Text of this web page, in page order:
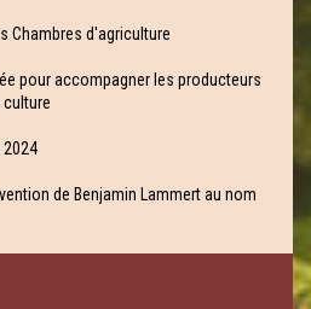
Chambres d'agriculture
pour accompagner les producteurs
culture
2024
de Benjamin Lammert au nom